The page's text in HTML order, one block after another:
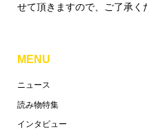
せて頂きますので、ご了承く
MENU
ニュース
読み物特集
インタビュー